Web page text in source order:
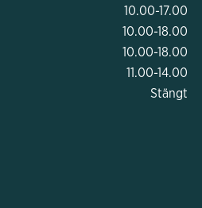
10.00-17.00
10.00-18.00
10.00-18.00
11.00-14.00
Stängt